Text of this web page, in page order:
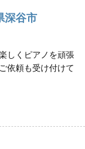
室♫体験レッスン受
。広々とした明る